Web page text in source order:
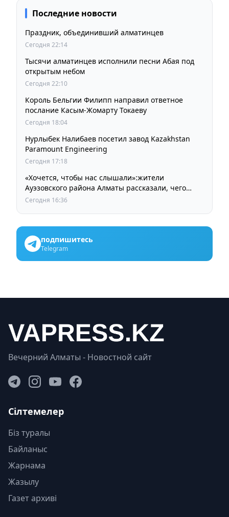
Последние новости
Праздник, объединивший алматинцев
Сегодня 22:14
Тысячи алматинцев исполнили песни Абая под
открытым небом
Сегодня 22:10
Король Бельгии Филипп направил ответное
послание Касым-Жомарту Токаеву
Сегодня 18:04
Нурлыбек Налибаев посетил завод Kazakhstan
Paramount Engineering
Сегодня 17:18
«Хочется, чтобы нас слышали»:жители
Ауэзовского района Алматы рассказали, чего
ждут от выборов депутатов Курултая
Сегодня 16:36
подпишитесь
Telegram
Вечерний Алматы - Новостной сайт
Сілтемелер
Біз туралы
Байланыс
Жарнама
Жазылу
Газет архиві